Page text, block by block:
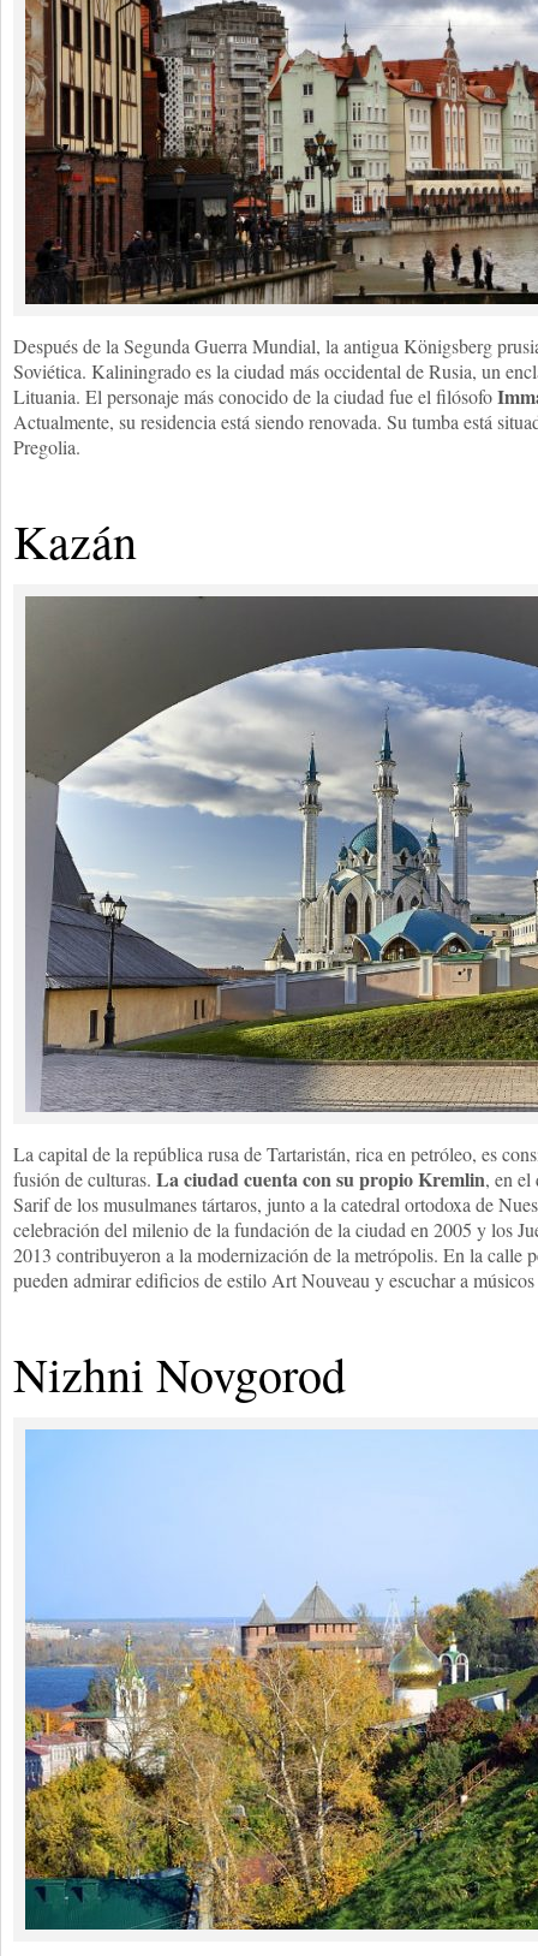
Después de la Segunda Guerra Mundial, la antigua Königsberg
Soviética. Kaliningrado es la ciudad más occidental de Rusia, un
Lituania. El personaje más conocido de la ciudad fue el filósofo
Actualmente, su residencia está siendo renovada. Su tumba está
Pregolia.
Kazán
La capital de la república rusa de Tartaristán, rica en petróleo, es
fusión de culturas. La ciudad cuenta con su propio Kremlin, en el
Sarif de los musulmanes tártaros, junto a la catedral ortodoxa de
celebración del milenio de la fundación de la ciudad en 2005 y los
2013 contribuyeron a la modernización de la metrópolis. En la calle
pueden admirar edificios de estilo Art Nouveau y escuchar a
Nizhni Novgorod